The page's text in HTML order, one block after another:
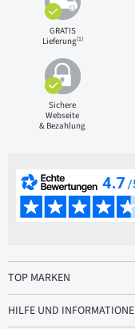
GRATIS
Lieferung(1)
Sichere
Webseite
& Bezahlung
TOP MARKEN
HILFE UND